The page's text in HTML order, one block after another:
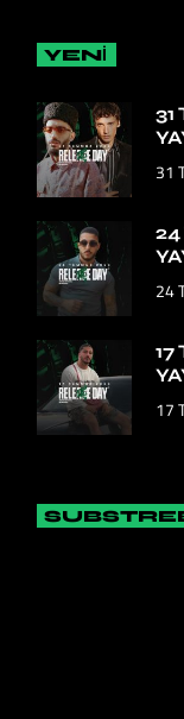
YENİ
31
31
24
17
17